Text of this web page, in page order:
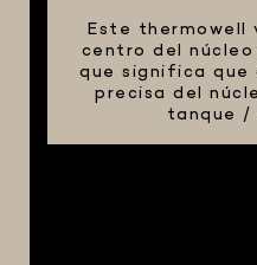
Este thermowell
centro del
que significa que
precisa del
tanque /